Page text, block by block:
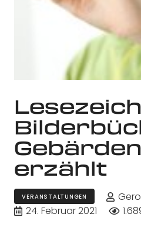
erzählt
VERANSTALTUNGEN
24. Februar 2021